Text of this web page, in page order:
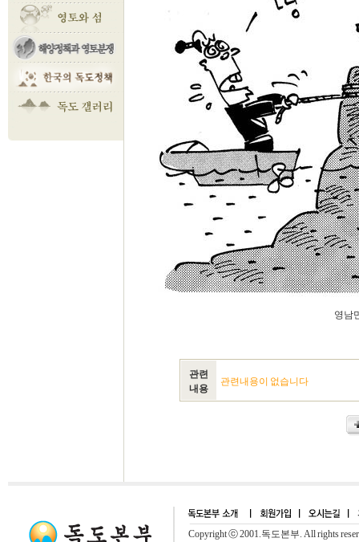
영남
관련
내용
관련내용이 없습니다
Copyright ⓒ 2001.독도본부. All rights